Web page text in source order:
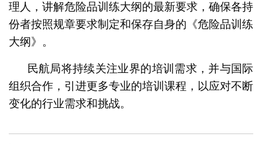
理人，讲解危险品训练大纲的最新要求，确保各持
份者按照规章要求制定和保存自身的《危险品训练
大纲》。
民航局将持续关注业界的培训需求，并与国际
组织合作，引进更多专业的培训课程，以应对不断
变化的行业需求和挑战。